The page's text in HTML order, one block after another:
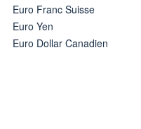
Euro Franc Suisse
Euro Yen
Euro Dollar Canadien